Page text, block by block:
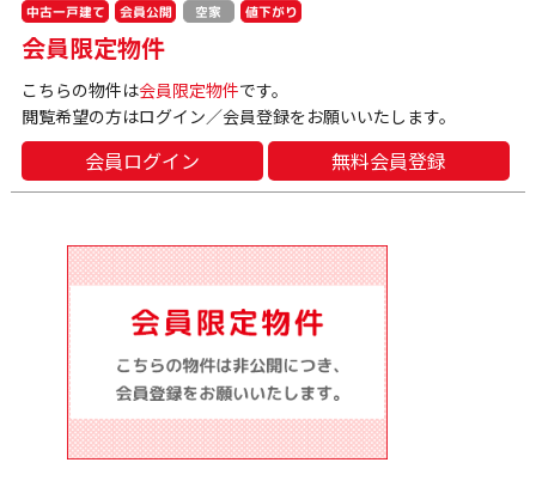
中古一戸建て 会員公開 空家 値下がり
会員限定物件
こちらの物件は会員限定物件です。
閲覧希望の方はログイン／会員登録をお願いいたします。
会員ログイン 無料会員登録